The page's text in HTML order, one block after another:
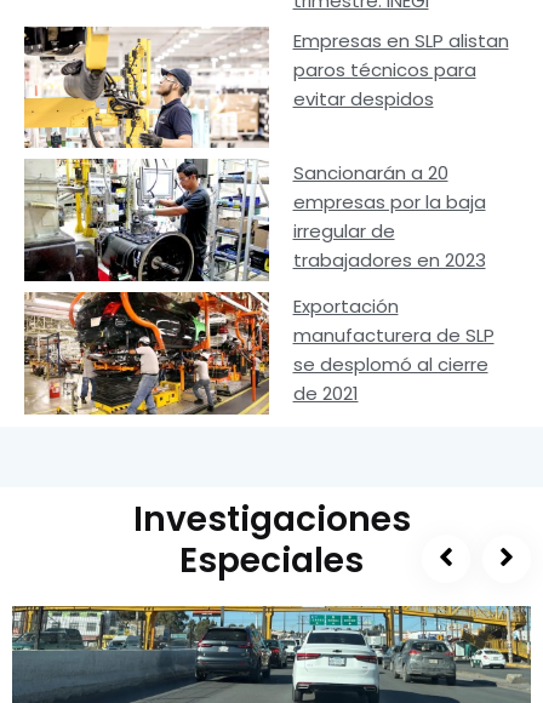
Empresas en SLP alistan
paros técnicos para
evitar despidos
Sancionarán a 20
empresas por la baja
irregular de
trabajadores en 2023
Exportación
manufacturera de SLP
se desplomó al cierre
de 2021
Investigaciones
Especiales